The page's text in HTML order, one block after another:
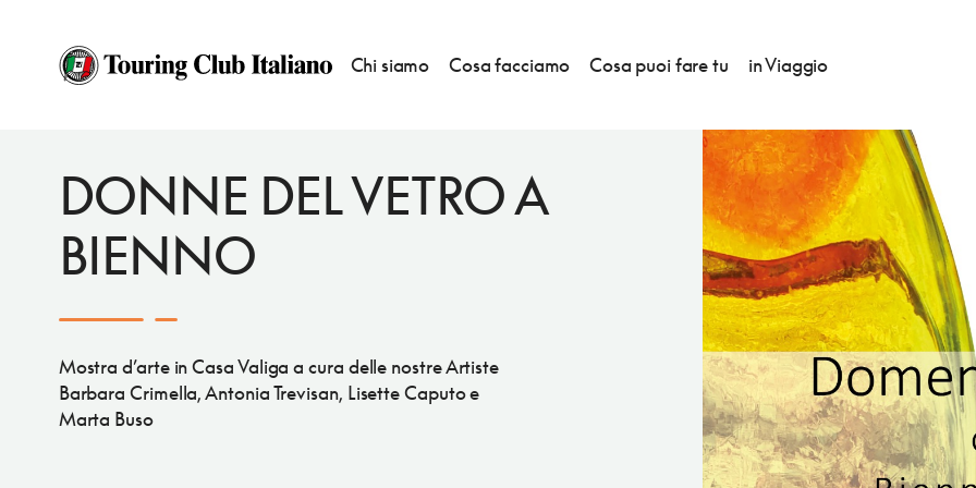
Chi siamo Cosa facciamo Cosa puoi fare tu in Viaggio
DONNE DEL VETRO A
BIENNO
Mostra d’arte in Casa Valiga a cura delle nostre Artiste
Barbara Crimella, Antonia Trevisan, Lisette Caputo e
Marta Buso